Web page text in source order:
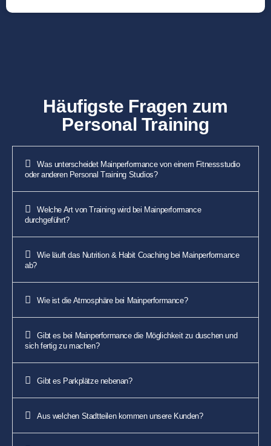
Häufigste Fragen zum
Personal Training
Was unterscheidet Mainperformance von einem Fitnessstudio
oder anderen Personal Training Studios?
Welche Art von Training wird bei Mainperformance
durchgeführt?
Wie läuft das Nutrition & Habit Coaching bei Mainperformance
ab?
Wie ist die Atmosphäre bei Mainperformance?
Gibt es bei Mainperformance die Möglichkeit zu duschen und
sich fertig zu machen?
Gibt es Parkplätze nebenan?
Aus welchen Stadtteilen kommen unsere Kunden?